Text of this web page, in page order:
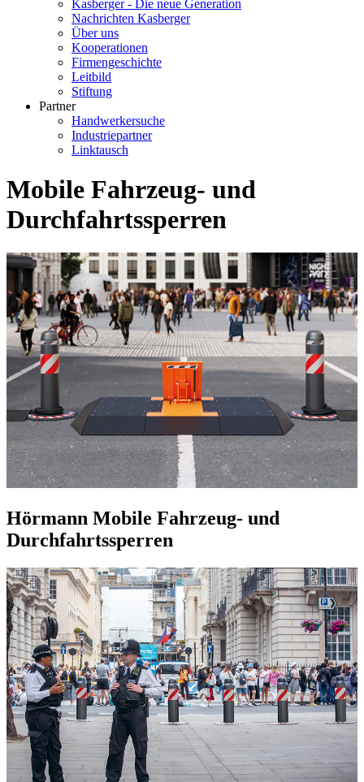
Kasberger - Die neue Generation
Nachrichten Kasberger
Über uns
Kooperationen
Firmengeschichte
Leitbild
Stiftung
Partner
Handwerkersuche
Industriepartner
Linktausch
Mobile Fahrzeug- und
Durchfahrtssperren
Hörmann Mobile Fahrzeug- und
Durchfahrtssperren